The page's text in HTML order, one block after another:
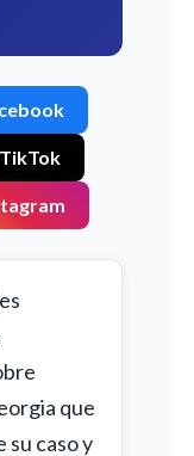
TikTok
que
su caso y